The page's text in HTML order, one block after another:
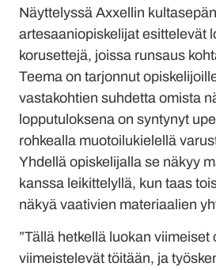
Näyttelyssä Axxellin
artesaaniopiskelijat esittelevät
korusettejä, joissa runsaus
Teema on tarjonnut
vastakohtien suhdetta omista
lopputuloksena on syntynyt
rohkealla muotoilukielellä
Yhdellä opiskelijalla se näkyy
kanssa leikittelyllä, kun taas
näkyä vaativien materiaalien
”Tällä hetkellä luokan viimeiset
viimeistelevät töitään, ja